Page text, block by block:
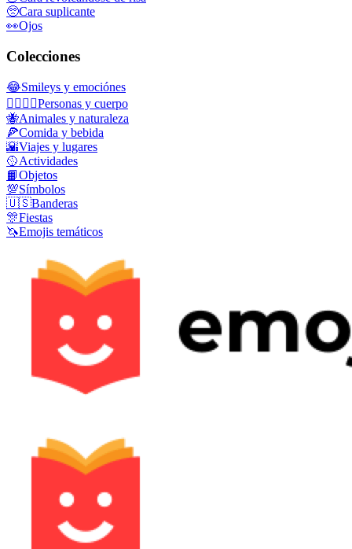
🥺Cara suplicante
👀Ojos
Colecciones
😂Smileys y emociónes
👩‍❤️‍💋‍👨Personas y cuerpo
🐝Animales y naturaleza
🍕Comida y bebida
🌇Viajes y lugares
🥎Actividades
📙Objetos
💯Símbolos
🇺🇸Banderas
🎊Fiestas
🦄Emojis temáticos